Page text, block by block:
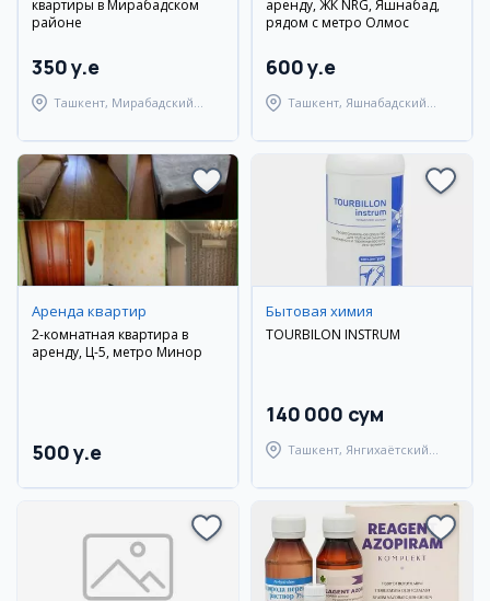
квартиры в Мирабадском
районе
350 y.e
Ташкент, Мирабадский
аренду, ЖК NRG, Яшнабад,
рядом с метро Олмос
600 y.e
Ташкент, Яшнабадский
Аренда квартир
2-комнатная квартира в
аренду, Ц-5, метро Минор
500 y.e
Бытовая химия
TOURBILON INSTRUM
140 000 сум
Ташкент, Янгихаётский